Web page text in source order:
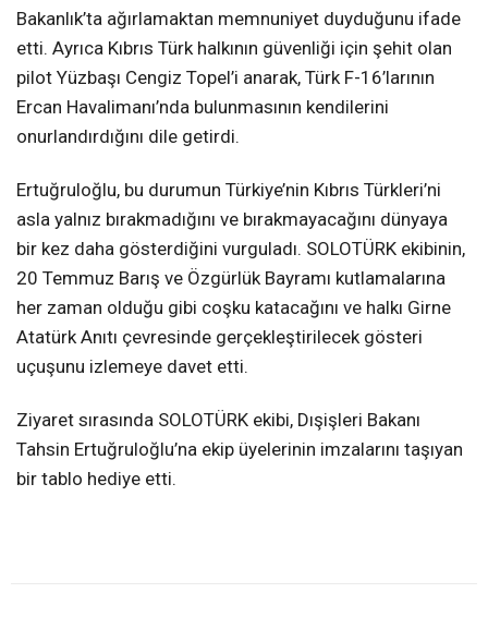
Bakanlık’ta ağırlamaktan memnuniyet duyduğunu ifade
etti. Ayrıca Kıbrıs Türk halkının güvenliği için şehit olan
pilot Yüzbaşı Cengiz Topel’i anarak, Türk F-16’larının
Ercan Havalimanı’nda bulunmasının kendilerini
onurlandırdığını dile getirdi.
Ertuğruloğlu, bu durumun Türkiye’nin Kıbrıs Türkleri’ni
asla yalnız bırakmadığını ve bırakmayacağını dünyaya
bir kez daha gösterdiğini vurguladı. SOLOTÜRK ekibinin,
20 Temmuz Barış ve Özgürlük Bayramı kutlamalarına
her zaman olduğu gibi coşku katacağını ve halkı Girne
Atatürk Anıtı çevresinde gerçekleştirilecek gösteri
uçuşunu izlemeye davet etti.
Ziyaret sırasında SOLOTÜRK ekibi, Dışişleri Bakanı
Tahsin Ertuğruloğlu’na ekip üyelerinin imzalarını taşıyan
bir tablo hediye etti.